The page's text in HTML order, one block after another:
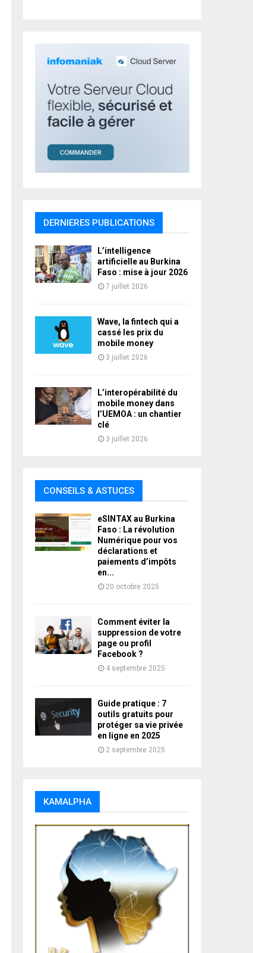
DERNIERES PUBLICATIONS
L’intelligence
artificielle au Burkina
Faso : mise à jour 2026
7 juillet 2026
Wave, la fintech qui a
cassé les prix du
mobile money
3 juillet 2026
L’interopérabilité du
mobile money dans
l’UEMOA : un chantier
clé
3 juillet 2026
CONSEILS & ASTUCES
eSINTAX au Burkina
Faso : La révolution
Numérique pour vos
déclarations et
paiements d’impôts
en...
20 octobre 2025
Comment éviter la
suppression de votre
page ou profil
Facebook ?
4 septembre 2025
Guide pratique : 7
outils gratuits pour
protéger sa vie privée
en ligne en 2025
2 septembre 2025
KAMALPHA